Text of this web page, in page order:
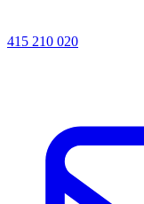
415 210 020